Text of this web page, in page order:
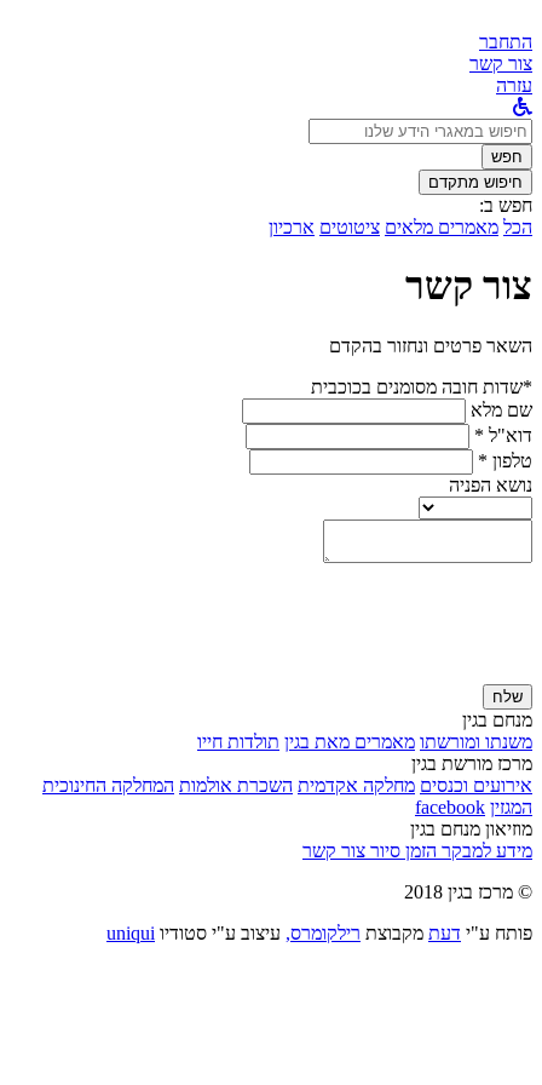
התחבר
צור קשר
עזרה
לחפש
ב:חפש
חיפוש מתקדם
חפש ב:
הכל מאמרים מלאים ציטוטים ארכיון
צור קשר
השאר פרטים ונחזור בהקדם
*שדות חובה מסומנים בכוכבית
שם מלא
דוא"ל *
טלפון *
נושא הפניה
שלח
מנחם בגין
משנתו ומורשתו מאמרים מאת בגין תולדות חייו
מרכז מורשת בגין
אירועים וכנסים מחלקה אקדמית השכרת אולמות המחלקה החינוכית
המגזין facebook
מוזיאון מנחם בגין
מידע למבקר הזמן סיור צור קשר
© מרכז בגין 2018
פותח ע"י דעת מקבוצת רילקומרס, עיצוב ע"י סטודיו uniqui